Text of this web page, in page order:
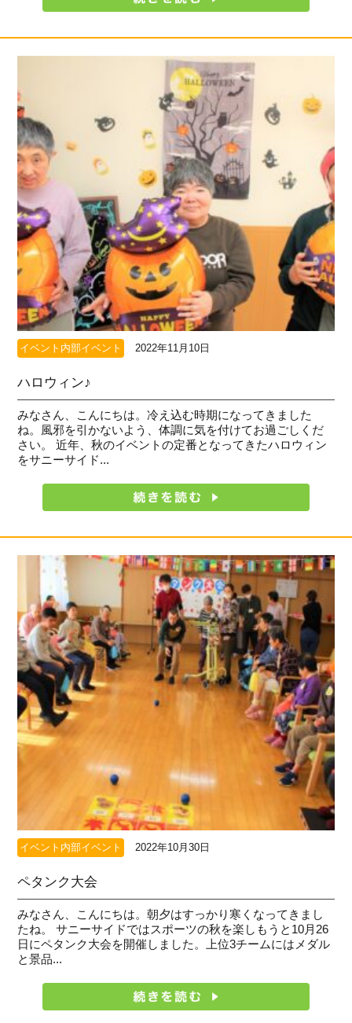
イベント内部イベント 2022年11月10日
ハロウィン♪
みなさん、こんにちは。冷え込む時期になってきました
ね。風邪を引かないよう、体調に気を付けてお過ごしくだ
さい。 近年、秋のイベントの定番となってきたハロウィン
をサニーサイド...
イベント内部イベント 2022年10月30日
ペタンク大会
みなさん、こんにちは。朝夕はすっかり寒くなってきまし
たね。 サニーサイドではスポーツの秋を楽しもうと10月26
日にペタンク大会を開催しました。上位3チームにはメダル
と景品...